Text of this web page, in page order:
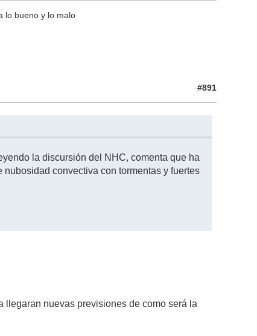
lo bueno y lo malo
#891
la discursión del NHC, comenta que ha
convectiva con tormentas y fuertes
llegaran nuevas previsiones de como será la